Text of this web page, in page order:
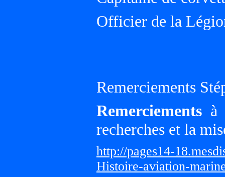
Officier de la
Remerciements
Remerciements à
recherches et la
http://pages14-
Histoire-aviation-